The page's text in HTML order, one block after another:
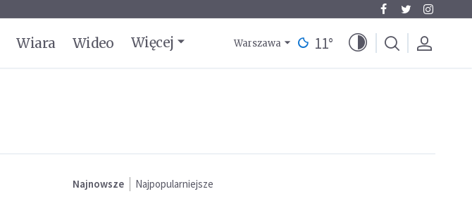
Wiara Wideo Więcej Warszawa 11°
Najnowsze Najpopularniejsze